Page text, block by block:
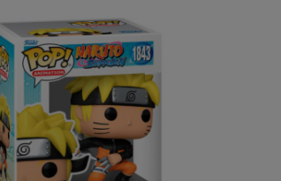
AÑADIR